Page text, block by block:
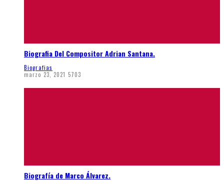
Biografia Del Compositor Adrian Santana.
Biografias
marzo 23, 2021 5703
Biografía de Marco Álvarez.